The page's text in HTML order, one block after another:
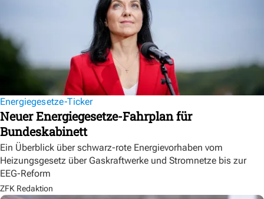
Energiegesetze-Ticker
Neuer Energiegesetze-Fahrplan für
Bundeskabinett
Ein Überblick über schwarz-rote Energievorhaben vom
Heizungsgesetz über Gaskraftwerke und Stromnetze bis zur
EEG-Reform
ZFK Redaktion